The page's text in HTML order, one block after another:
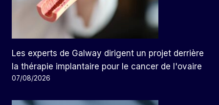
Les experts de Galway dirigent un projet derrière
la thérapie implantaire pour le cancer de l'ovaire
07/08/2026